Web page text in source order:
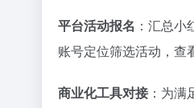
平台活动报名 ：汇总
账号定位筛选活动，查
商业化工具对接 ：为